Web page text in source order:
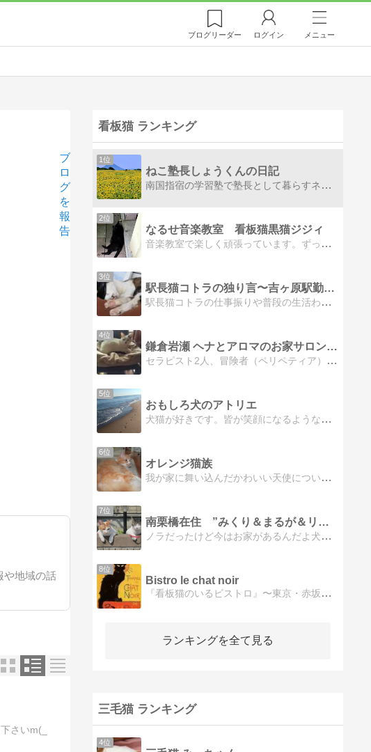
ブログリーダー ログイン メニュー
ブ
ロ
グ
を
報
告
や地域の話
さいm(_
看板猫 ランキング
1位
ねこ塾長しょうくんの日記
南国指宿の学習塾で塾長として暮らすネコの日記です
2位
なるせ音楽教室 看板猫黒猫ジジィ
音楽教室で楽しく頑張っています。ずっと一緒に暮らせますように願っています。
3位
駅長猫コトラの独り言〜吉ヶ原駅勤務〜
駅長猫コトラの仕事振りや普段の生活わし、駅長が仕事の猫やねんで。独り言いうねんで
4位
鎌倉岩瀬 ヘナとアロマのお家サロン ペリペティア・ティーダ
セラピスト2人、冒険者（ペリペティア）として思い描く夢に向かって挑戦していきます。サロンは夢の通過点。どんどんやりたいこと、楽しいことを形にしていきます！
5位
おもしろ犬のアトリエ
犬猫が好きです。皆が笑顔になるような素敵な情報をお届けしたいと思います。
6位
オレンジ猫族
我が家に舞い込んだかわいい天使について、生後一週間？から書いてます。
7位
南栗橋在住 ”みくり＆まるが＆リト” です。
ノラだったけど今はお家があるんだよ犬派だった我が家が何時の間にかに猫派に。ニャンコとの日々の出来事を書いてます。
8位
Bistro le chat noir
『看板猫のいるビストロ』〜東京・赤坂の住宅街の中の小さな隠れ家レストラン。美味しいフレンチとワインでお寛ぎ下さい。黒猫ノアちゃんも出勤しています！
ランキングを全て見る
三毛猫 ランキング
4位